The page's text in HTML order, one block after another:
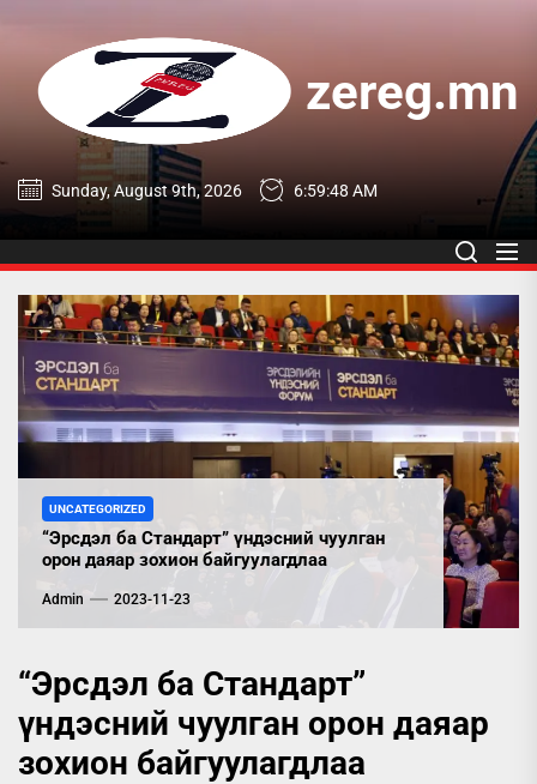
content
zereg.mn
zereg.mn
Sunday, August 9th, 2026 6:59:49 AM
UNCATEGORIZED
“Эрсдэл ба Стандарт” үндэсний чуулган
орон даяар зохион байгуулагдлаа
Admin 2023-11-23
“Эрсдэл ба Стандарт”
үндэсний чуулган орон даяар
зохион байгуулагдлаа